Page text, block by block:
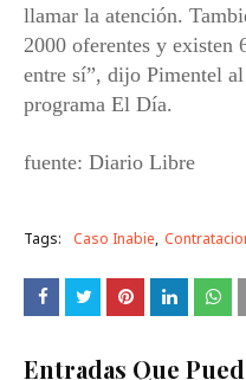
llamar la atención.
2000 oferentes y existen
entre sí”, dijo Pimentel
programa El Día.
fuente: Diario Libre
Tags: Caso Inabie
Entradas Que